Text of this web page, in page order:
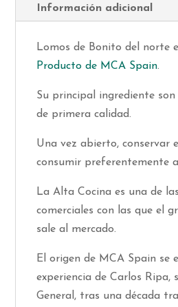
Información adicional
Lomos de Bonito del norte
Producto de MCA Spain.
Su principal ingrediente
de primera calidad.
Una vez abierto, conservar
consumir preferentemente
La Alta Cocina es una de
comerciales con las que el
sale al mercado.
El origen de MCA Spain se
experiencia de Carlos Ripa,
General, tras una década